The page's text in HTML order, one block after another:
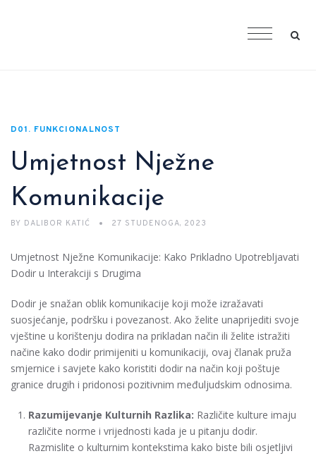
D01. FUNKCIONALNOST
Umjetnost Nježne
Komunikacije
BY DALIBOR KATIĆ 27 STUDENOGA, 2023
Umjetnost Nježne Komunikacije: Kako Prikladno Upotrebljavati
Dodir u Interakciji s Drugima
Dodir je snažan oblik komunikacije koji može izražavati
suosjećanje, podršku i povezanost. Ako želite unaprijediti svoje
vještine u korištenju dodira na prikladan način ili želite istražiti
načine kako dodir primijeniti u komunikaciji, ovaj članak pruža
smjernice i savjete kako koristiti dodir na način koji poštuje
granice drugih i pridonosi pozitivnim međuljudskim odnosima.
Razumijevanje Kulturnih Razlika: Različite kulture imaju
različite norme i vrijednosti kada je u pitanju dodir.
Razmislite o kulturnim kontekstima kako biste bili osjetljivi